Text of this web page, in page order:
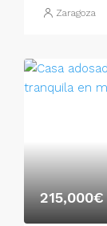
Zaragoza
215,000€